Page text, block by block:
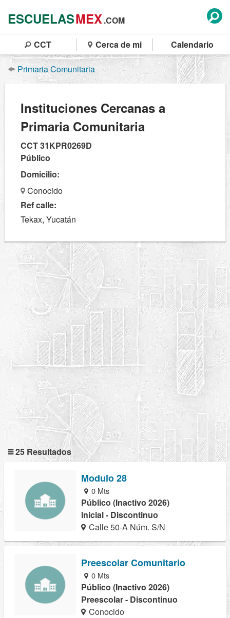
ESCUELASMEX.COM
CCT Cerca de mi Calendario
Primaria Comunitaria
Instituciones Cercanas a
Primaria Comunitaria
CCT 31KPR0269D
Público
Domicilio:
Conocido
Ref calle:
Tekax, Yucatán
25 Resultados
Modulo 28
0 Mts
Público (Inactivo 2026)
Inicial - Discontinuo
Calle 50-A Núm. S/N
Preescolar Comunitario
0 Mts
Público (Inactivo 2026)
Preescolar - Discontinuo
Conocido